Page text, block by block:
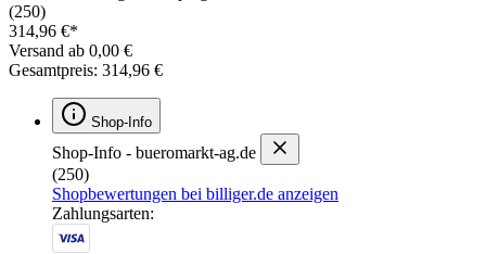
(250)
314,96 €*
Versand ab 0,00 €
Gesamtpreis: 314,96 €
Shop-Info
Shop-Info - bueromarkt-ag.de
(250)
Shopbewertungen bei billiger.de anzeigen
Zahlungsarten: